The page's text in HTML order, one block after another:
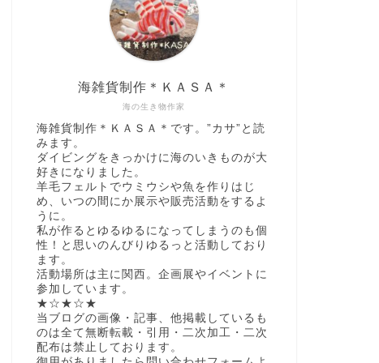
海の生き物作家
海雑貨制作＊ＫＡＳＡ＊
海雑貨制作＊ＫＡＳＡ＊です。”カサ”と読
みます。
ダイビングをきっかけに海のいきものが大
好きになりました。
羊毛フェルトでウミウシや魚を作りはじ
め、いつの間にか展示や販売活動をするよ
うに。
私が作るとゆるゆるになってしまうのも個
性！と思いのんびりゆるっと活動しており
ます。
活動場所は主に関西。企画展やイベントに
参加しています。
★☆★☆★
当ブログの画像・記事、他掲載しているも
のは全て無断転載・引用・二次加工・二次
配布は禁止しております。